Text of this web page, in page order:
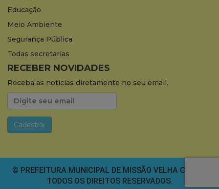
Educação
Meio Ambiente
Segurança Pública
Todas secretarias
RECEBER NOVIDADES
Receba as notícias diretamente no seu email.
© PREFEITURA MUNICIPAL DE MISSÃO VELHA CEARÁ.
TODOS OS DIREITOS RESERVADOS.